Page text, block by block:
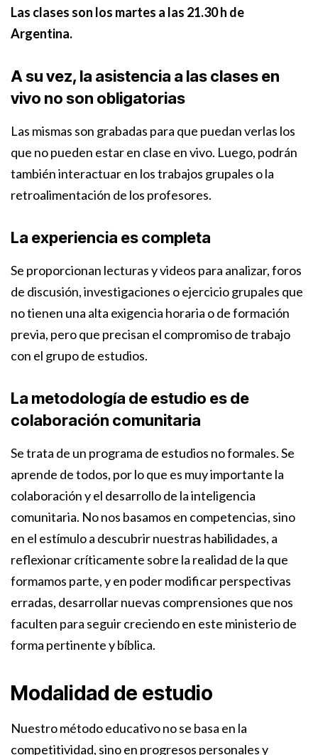
Las clases son los martes a las 21.30 h de
Argentina.
A su vez, la asistencia a las clases en
vivo no son obligatorias
Las mismas son grabadas para que puedan verlas los
que no pueden estar en clase en vivo. Luego, podrán
también interactuar en los trabajos grupales o la
retroalimentación de los profesores.
La experiencia es completa
Se proporcionan lecturas y videos para analizar, foros
de discusión, investigaciones o ejercicio grupales que
no tienen una alta exigencia horaria o de formación
previa, pero que precisan el compromiso de trabajo
con el grupo de estudios.
La metodología de estudio es de
colaboración comunitaria
Se trata de un programa de estudios no formales. Se
aprende de todos, por lo que es muy importante la
colaboración y el desarrollo de la inteligencia
comunitaria. No nos basamos en competencias, sino
en el estímulo a descubrir nuestras habilidades, a
reflexionar críticamente sobre la realidad de la que
formamos parte, y en poder modificar perspectivas
erradas, desarrollar nuevas comprensiones que nos
faculten para seguir creciendo en este ministerio de
forma pertinente y bíblica.
Modalidad de estudio
Nuestro método educativo no se basa en la
competitividad, sino en progresos personales y